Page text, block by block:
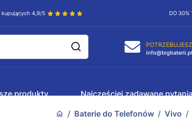
kupujących 4,9/5 DO 30%
info@bigbaterii.pl
produkty Najczęściej zadawane
Baterie do Telefonów Vivo